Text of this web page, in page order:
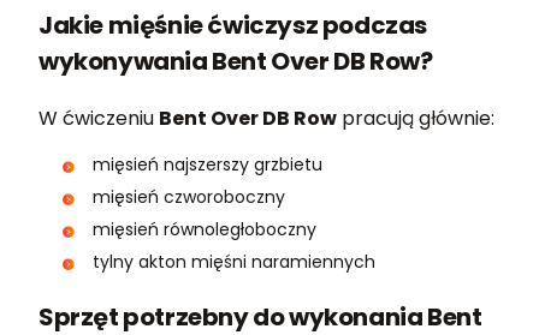
Jakie mięśnie ćwiczysz podczas
wykonywania Bent Over DB Row?
W ćwiczeniu Bent Over DB Row pracują głównie:
mięsień najszerszy grzbietu
mięsień czworoboczny
mięsień równoległoboczny
tylny akton mięśni naramiennych
Sprzęt potrzebny do wykonania Bent